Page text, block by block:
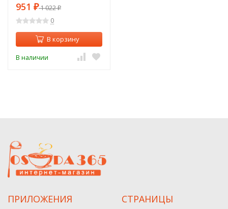
951 ₽1 022₽
0
В корзину
В наличии
ПРИЛОЖЕНИЯ СТРАНИЦЫ